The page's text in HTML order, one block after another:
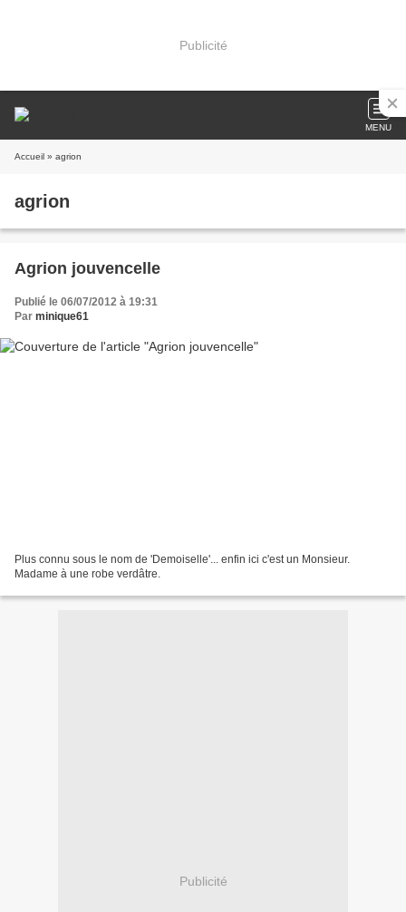
Publicité
MENU
Accueil » agrion
agrion
Agrion jouvencelle
Publié le 06/07/2012 à 19:31
Par minique61
Plus connu sous le nom de 'Demoiselle'... enfin ici c'est un Monsieur.
Madame à une robe verdâtre.
Publicité